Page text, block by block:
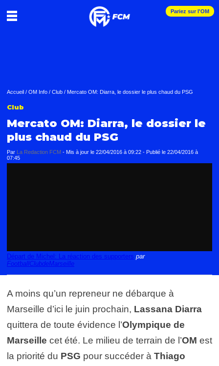
Pariez sur l'OM
Accueil / OM Info / Club / Mercato OM: Diarra, le dossier le plus chaud du PSG
Club
Mercato OM: Diarra, le dossier le
plus chaud du PSG
Par La Redaction FCM - Mis à jour le 22/04/2016 à 09:22 - Publié le 22/04/2016 à
07:45
Départ de Michel: La réaction des supporters par
FootballClubdeMarseille
A moins qu’un repreneur ne débarque à
Marseille d’ici le juin prochain, Lassana Diarra
quittera de toute évidence l’Olympique de
Marseille cet été. Le milieu de terrain de l’OM est
la priorité du PSG pour succéder à Thiago